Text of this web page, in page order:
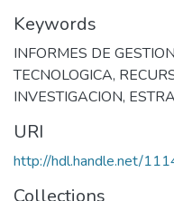
Keywords
INFORMES DE GESTION
TECNOLOGICA,
INVESTIGACION,
URI
http://hdl.handle.net/
Collections